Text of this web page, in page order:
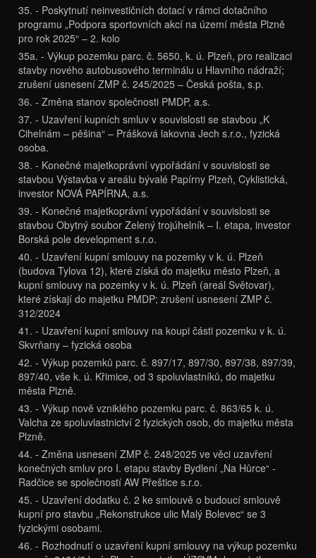
35. - Poskytnutí neinvestičních dotací v rámci dotačního
programu „Podpora sportovních akcí na území města Plzně
pro rok 2025“ – 2. kolo
35a. - Výkup pozemku parc. č. 5650, k. ú. Plzeň, pro realizaci
stavby nového autobusového terminálu u Hlavního nádraží;
zrušení usnesení ZMP č. 245/2025 – Česká pošta, s.p.
36. - Změna stanov společnosti PMDP, a.s.
37. - Uzavření kupních smluv v souvislosti se stavbou „K
Cihelnám – pěšina“ – Prášková lakovna Jech s.r.o., fyzická
osoba.
38. - Konečné majetkoprávní vypořádání v souvislosti se
stavbou Výstavba v areálu bývalé Papírny Plzeň, Cyklistická,
investor NOVÁ PAPÍRNA, a.s.
39. - Konečné majetkoprávní vypořádání v souvislosti se
stavbou Obytný soubor Zelený trojúhelník – I. etapa, investor
Borská pole development s.r.o.
40. - Uzavření kupní smlouvy na pozemky v k. ú. Plzeň
(budova Tylova 12), které získá do majetku město Plzeň, a
kupní smlouvy na pozemky v k. ú. Plzeň (areál Světovar),
které získají do majetku PMDP; zrušení usnesení ZMP č.
312/2024
41. - Uzavření kupní smlouvy na koupi části pozemku v k. ú.
Skvrňany – fyzická osoba
42. - Výkup pozemků parc. č. 897/17, 897/30, 897/38, 897/39,
897/40, vše k. ú. Křimice, od 3 spoluvlastníků, do majetku
města Plzně.
43. - Výkup nově vzniklého pozemku parc. č. 863/65 k. ú.
Valcha ze spoluvlastnictví 2 fyzických osob, do majetku města
Plzně.
44. - Změna usnesení ZMP č. 248/2025 ve věci uzavření
konečných smluv pro I. etapu stavby Bydlení „Na Hůrce“ -
Radčice se společností AW Přeštice s.r.o.
45. - Uzavření dodatku č. 2 ke smlouvě o budoucí smlouvě
kupní pro stavbu „Rekonstrukce ulic Malý Bolevec“ se 3
fyzickými osobami.
46. - Rozhodnutí o uzavření kupní smlouvy na výkup pozemku